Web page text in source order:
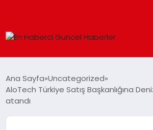
SPOR
Ana Sayfa Uncategorized
AloTech Türkiye Satış Başkanlığına
atandı